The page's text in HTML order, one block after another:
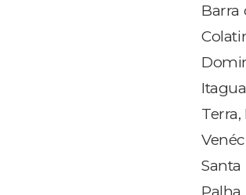
Barra
Santa